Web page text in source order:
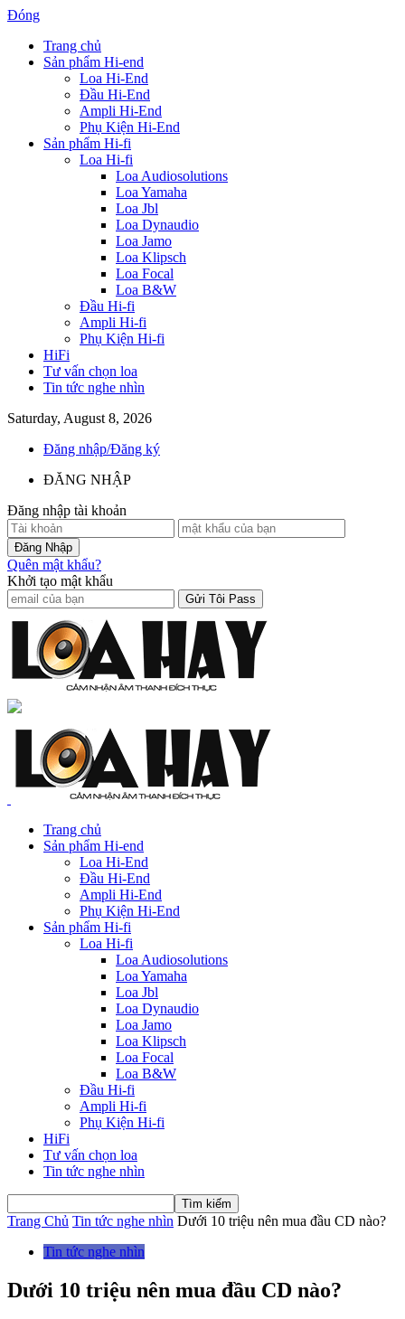
Đóng
Trang chủ
Sản phẩm Hi-end
Loa Hi-End
Đầu Hi-End
Ampli Hi-End
Phụ Kiện Hi-End
Sản phẩm Hi-fi
Loa Hi-fi
Loa Audiosolutions
Loa Yamaha
Loa Jbl
Loa Dynaudio
Loa Jamo
Loa Klipsch
Loa Focal
Loa B&W
Đầu Hi-fi
Ampli Hi-fi
Phụ Kiện Hi-fi
HiFi
Tư vấn chọn loa
Tin tức nghe nhìn
Saturday, August 8, 2026
Đăng nhập/Đăng ký
ĐĂNG NHẬP
Đăng nhập tài khoản
Quên mật khẩu?
Khởi tạo mật khẩu
Trang chủ
Sản phẩm Hi-end
Loa Hi-End
Đầu Hi-End
Ampli Hi-End
Phụ Kiện Hi-End
Sản phẩm Hi-fi
Loa Hi-fi
Loa Audiosolutions
Loa Yamaha
Loa Jbl
Loa Dynaudio
Loa Jamo
Loa Klipsch
Loa Focal
Loa B&W
Đầu Hi-fi
Ampli Hi-fi
Phụ Kiện Hi-fi
HiFi
Tư vấn chọn loa
Tin tức nghe nhìn
Trang Chủ Tin tức nghe nhìn Dưới 10 triệu nên mua đầu CD nào?
Tin tức nghe nhìn
Dưới 10 triệu nên mua đầu CD nào?